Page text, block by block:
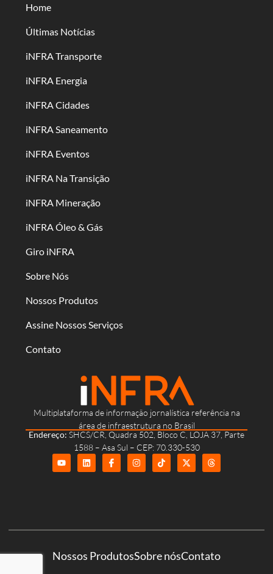
Multiplataforma de informação jornalística referência na
área de infraestrutura no Brasil
Endereço: SHCS/CR, Quadra 502, Bloco C, LOJA 37, Parte
1588 – Asa Sul – CEP: 70.330-530
Home
Últimas Notícias
iNFRA Transporte
iNFRA Energia
iNFRA Cidades
iNFRA Saneamento
iNFRA Eventos
iNFRA Na Transição
iNFRA Mineração
iNFRA Óleo & Gás
Giro iNFRA
Sobre Nós
Nossos Produtos
Assine Nossos Serviços
Contato
Nossos ProdutosSobre nósContato